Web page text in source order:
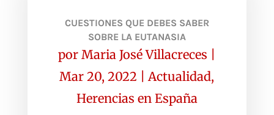
CUESTIONES QUE DEBES SABER
SOBRE LA EUTANASIA
por Maria José Villacreces
Mar 20, 2022
Actualidad,
Herencias en España